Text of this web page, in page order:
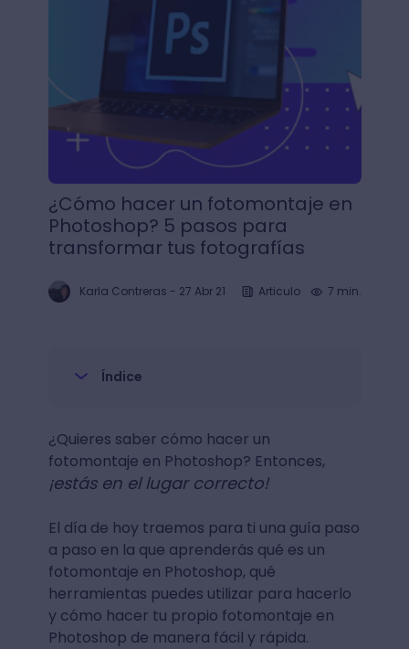
¿Cómo hacer un fotomontaje en
Photoshop? 5 pasos para
transformar tus fotografías
Karla Contreras - 27 Abr 21 Articulo 7 min.
Índice
¿Quieres saber cómo hacer un
fotomontaje en Photoshop? Entonces,
¡estás en el lugar correcto!
El día de hoy traemos para ti una guía paso
a paso en la que aprenderás qué es un
fotomontaje en Photoshop, qué
herramientas puedes utilizar para hacerlo
y cómo hacer tu propio fotomontaje en
Photoshop de manera fácil y rápida.